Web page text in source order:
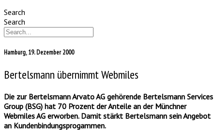
Search
Search
Hamburg, 19. Dezember 2000
Bertelsmann übernimmt Webmiles
Die zur Bertelsmann Arvato AG gehörende Bertelsmann Services
Group (BSG) hat 70 Prozent der Anteile an der Münchner
Webmiles AG erworben. Damit stärkt Bertelsmann sein Angebot
an Kundenbindungsprogammen.